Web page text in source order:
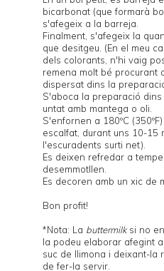
bicarbonat (que formarà
s'afegeix a la barreja.
Finalment, s'afegeix la
que desitgeu. (En el meu
dels colorants, n'hi vaig
remena molt bé procurant
dispersat dins la
S'aboca la preparació
untat amb mantega o oli.
S'enfornen a 180ºC
escalfat, durant uns 10-15
l'escuradents surti net).
Es deixen refredar a
desemmotllen.
Es decoren amb un xic de
Bon profit!
*Nota: La buttermilksi no en
la podeu elaborar afegint
suc de llimona i deixant-la
de fer-la servir.